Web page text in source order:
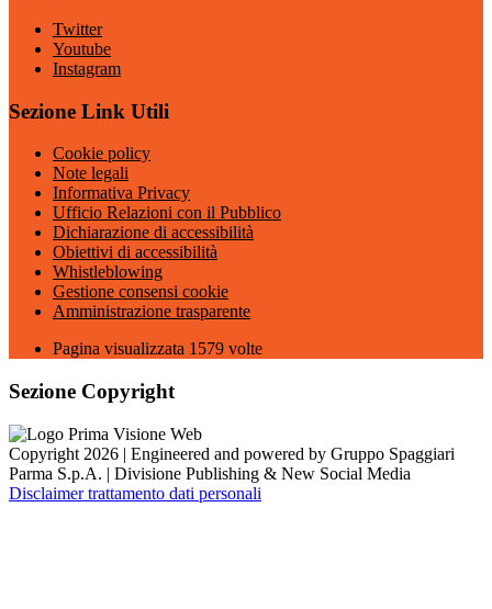
Twitter
Youtube
Instagram
Sezione Link Utili
Cookie policy
Note legali
Informativa Privacy
Ufficio Relazioni con il Pubblico
Dichiarazione di accessibilità
Obiettivi di accessibilità
Whistleblowing
Gestione consensi cookie
Amministrazione trasparente
Pagina visualizzata 1579 volte
Sezione Copyright
Copyright 2026 | Engineered and powered by Gruppo Spaggiari
Parma S.p.A. | Divisione Publishing & New Social Media
Disclaimer trattamento dati personali